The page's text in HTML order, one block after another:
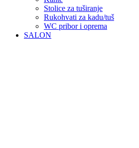
Stolice za tuširanje
Rukohvati za kadu/tuš
WC pribor i oprema
SALON